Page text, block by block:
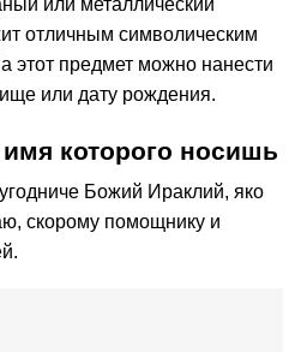
или металлический
отличным символическим
этот предмет можно нанести
или дату рождения.
которого носишь
Божий Ираклий, яко
скорому помощнику и